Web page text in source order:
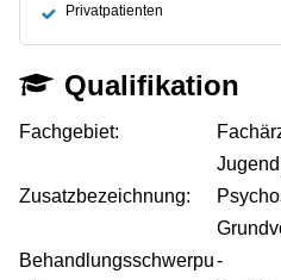
Privatpatienten
Qualifikation
Fachgebiet:
Zusatzbezeichnung:
Behandlungsschwerpu-